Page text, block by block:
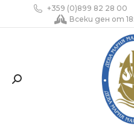
+359 (0)899 82 28 00
Всеки ден от
Search: